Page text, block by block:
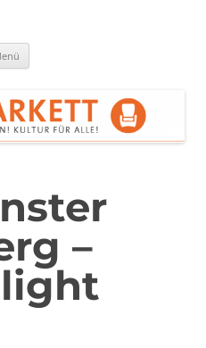
–
light